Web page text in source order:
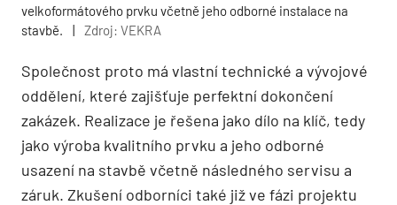
velkoformátového prvku včetně jeho odborné instalace na
stavbě.
| Zdroj: VEKRA
Společnost proto má vlastní technické a vývojové
oddělení, které zajišťuje perfektní dokončení
zakázek. Realizace je řešena jako dílo na klíč, tedy
jako výroba kvalitního prvku a jeho odborné
usazení na stavbě včetně následného servisu a
záruk. Zkušení odborníci také již ve fázi projektu